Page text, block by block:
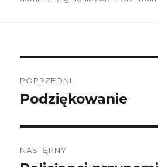
wpisu
POPRZEDNI
Poprzedni
Podziękowanie
NASTĘPNY